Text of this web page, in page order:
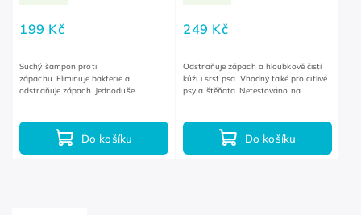
199 Kč
Do košíku
Suchý šampon proti
zápachu. Eliminuje bakterie a
odstraňuje zápach. Jednoduše
249 Kč
Do košíku
Odstraňuje zápach a hloubkově čistí
kůži i srst psa. Vhodný také pro citlivé
psy a štěňata. Netestováno na